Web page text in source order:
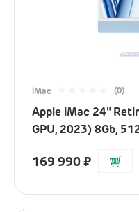
iMac (0)
Apple iMac 24"
GPU, 2023) 8Gb,
169 990₽